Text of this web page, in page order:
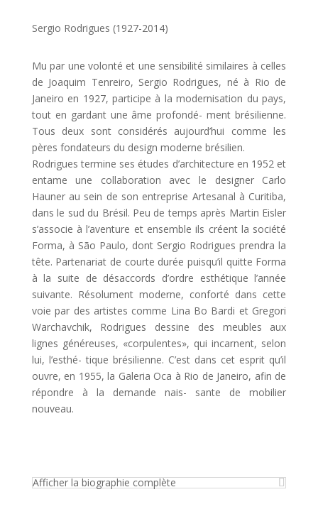
Sergio Rodrigues (1927-2014)
Mu par une volonté et une sensibilité similaires à celles
de Joaquim Tenreiro, Sergio Rodrigues, né à Rio de
Janeiro en 1927, participe à la modernisation du pays,
tout en gardant une âme profondé- ment brésilienne.
Tous deux sont considérés aujourd’hui comme les
pères fondateurs du design moderne brésilien.
Rodrigues termine ses études d’architecture en 1952 et
entame une collaboration avec le designer Carlo
Hauner au sein de son entreprise Artesanal à Curitiba,
dans le sud du Brésil. Peu de temps après Martin Eisler
s’associe à l’aventure et ensemble ils créent la société
Forma, à São Paulo, dont Sergio Rodrigues prendra la
tête. Partenariat de courte durée puisqu’il quitte Forma
à la suite de désaccords d’ordre esthétique l’année
suivante. Résolument moderne, conforté dans cette
voie par des artistes comme Lina Bo Bardi et Gregori
Warchavchik, Rodrigues dessine des meubles aux
lignes généreuses, «corpulentes», qui incarnent, selon
lui, l’esthé- tique brésilienne. C’est dans cet esprit qu’il
ouvre, en 1955, la Galeria Oca à Rio de Janeiro, afin de
répondre à la demande nais- sante de mobilier
nouveau.
Afficher la biographie complète